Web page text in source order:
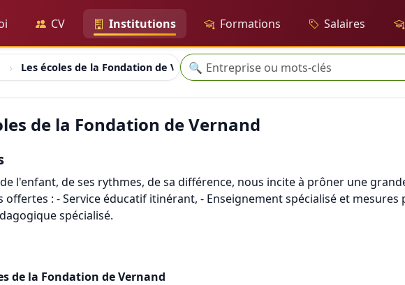
CV Institutions Formations Salaires
Les écoles de la Fondation de Vernand
Recherche
🔍
de la Fondation de Vernand
l'enfant, de ses rythmes, de sa différence, nous incite à prôner une
offertes : - Service éducatif itinérant, - Enseignement spécialisé et
spécialisé.
de la Fondation de Vernand